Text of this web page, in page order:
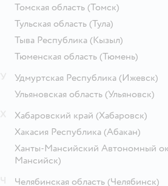
Томская область (Томск)
Тульская область (Тула)
Тыва Республика (Кызыл)
Тюменская область (Тюмень)
Удмуртская Республика (Ижевск)
Ульяновская область (Ульяновск)
Хабаровский край (Хабаровск)
Хакасия Республика (Абакан)
Ханты-Мансийский Автономный
Мансийск)
Челябинская область (Челябинск)